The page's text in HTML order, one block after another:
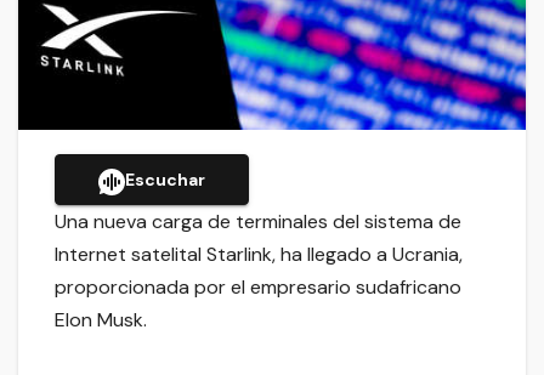
Escuchar
Una nueva carga de terminales del sistema de
Internet satelital Starlink, ha llegado a Ucrania,
proporcionada por el empresario sudafricano
Elon Musk.